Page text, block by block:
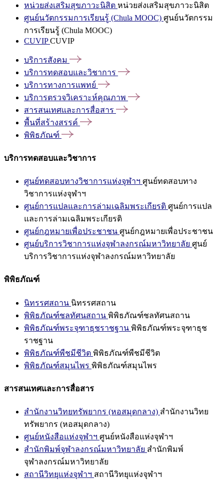
หน่วยส่งเสริมสุขภาวะนิสิต หน่วยส่งเสริมสุขภาวะนิสิต
ศูนย์นวัตกรรมการเรียนรู้ (Chula MOOC) ศูนย์นวัตกรรม
การเรียนรู้ (Chula MOOC)
CUVIPCUVIP
บริการสังคม
บริการทดสอบและวิชาการ
บริการทางการแพทย์
บริการตรวจวิเคราะห์คุณภาพ
สารสนเทศและการสื่อสาร
พื้นที่สร้างสรรค์
พิพิธภัณฑ์
บริการทดสอบและวิชาการ
ศูนย์ทดสอบทางวิชาการแห่งจุฬาฯ ศูนย์ทดสอบทาง
วิชาการแห่งจุฬาฯ
ศูนย์การแปลและการล่ามเฉลิมพระเกียรติ ศูนย์การแปล
และการล่ามเฉลิมพระเกียรติ
ศูนย์กฎหมายเพื่อประชาชน ศูนย์กฎหมายเพื่อประชาชน
ศูนย์บริการวิชาการแห่งจุฬาลงกรณ์มหาวิทยาลัย ศูนย์
บริการวิชาการแห่งจุฬาลงกรณ์มหาวิทยาลัย
พิพิธภัณฑ์
นิทรรศสถาน นิทรรศสถาน
พิพิธภัณฑ์ชลทัศนสถาน พิพิธภัณฑ์ชลทัศนสถาน
พิพิธภัณฑ์พระจุฑาธุชราชฐาน พิพิธภัณฑ์พระจุฑาธุช
ราชฐาน
พิพิธภัณฑ์พืชมีชีวิต พิพิธภัณฑ์พืชมีชีวิต
พิพิธภัณฑ์สมุนไพร พิพิธภัณฑ์สมุนไพร
สารสนเทศและการสื่อสาร
สำนักงานวิทยทรัพยากร (หอสมุดกลาง) สำนักงานวิทย
ทรัพยากร (หอสมุดกลาง)
ศูนย์หนังสือแห่งจุฬาฯ ศูนย์หนังสือแห่งจุฬาฯ
สำนักพิมพ์จุฬาลงกรณ์มหาวิทยาลัย สำนักพิมพ์
จุฬาลงกรณ์มหาวิทยาลัย
สถานีวิทยุแห่งจุฬาฯ สถานีวิทยุแห่งจุฬาฯ